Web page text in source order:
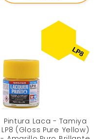
Pintura Laca - Tamiya
LP8 (Gloss Pure Yellow)